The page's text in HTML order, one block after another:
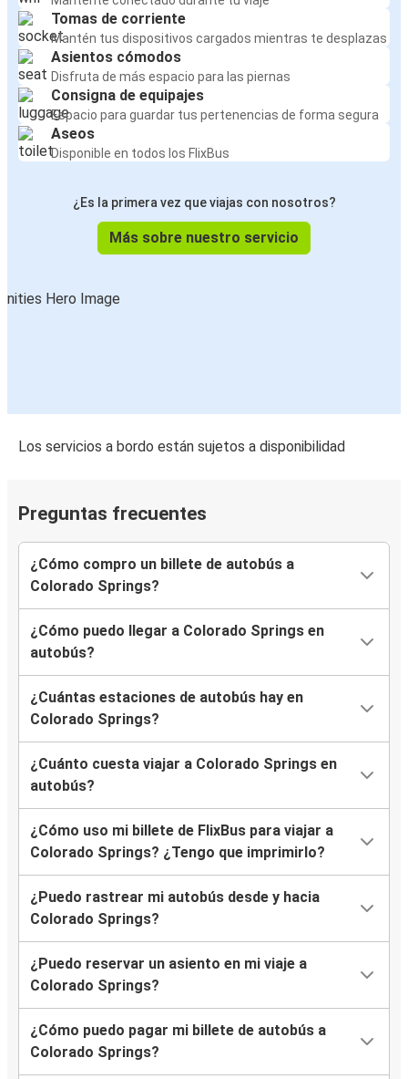
Tomas de corriente
Mantén tus dispositivos cargados mientras te desplazas
Asientos cómodos
Disfruta de más espacio para las piernas
Consigna de equipajes
Espacio para guardar tus pertenencias de forma segura
Aseos
Disponible en todos los FlixBus
¿Es la primera vez que viajas con nosotros?
Más sobre nuestro servicio
Los servicios a bordo están sujetos a disponibilidad
Preguntas frecuentes
¿Cómo compro un billete de autobús a
Colorado Springs?
¿Cómo puedo llegar a Colorado Springs en
autobús?
¿Cuántas estaciones de autobús hay en
Colorado Springs?
¿Cuánto cuesta viajar a Colorado Springs en
autobús?
¿Cómo uso mi billete de FlixBus para viajar a
Colorado Springs? ¿Tengo que imprimirlo?
¿Puedo rastrear mi autobús desde y hacia
Colorado Springs?
¿Puedo reservar un asiento en mi viaje a
Colorado Springs?
¿Cómo puedo pagar mi billete de autobús a
Colorado Springs?